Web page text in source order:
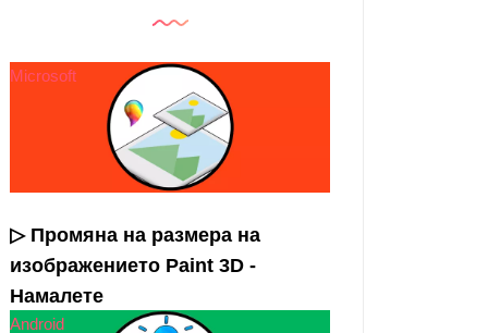
Microsoft
▷ Промяна на размера на
изображението Paint 3D -
Намалете
Android